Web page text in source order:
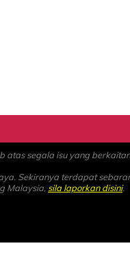
atas segala isu yang
Sekiranya terdapat
Malaysia, sila laporkan disini.